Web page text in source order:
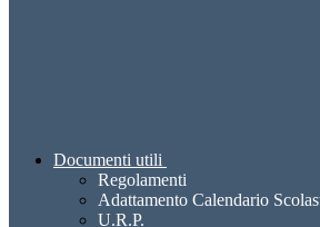
Documenti utili
Regolamenti
Adattamento Calendario
U.R.P.